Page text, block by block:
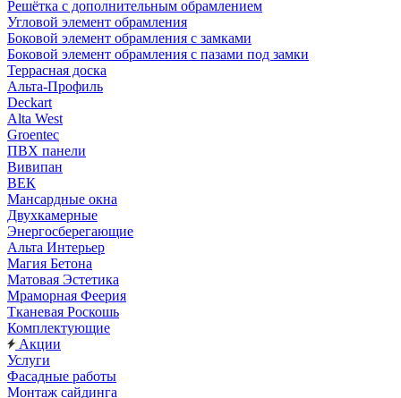
Решётка с дополнительным обрамлением
Угловой элемент обрамления
Боковой элемент обрамления с замками
Боковой элемент обрамления с пазами под замки
Террасная доска
Альта-Профиль
Deckart
Alta West
Groentec
ПВХ панели
Вивипан
ВЕК
Мансардные окна
Двухкамерные
Энергосберегающие
Альта Интерьер
Магия Бетона
Матовая Эстетика
Мраморная Феерия
Тканевая Роскошь
Комплектующие
Акции
Услуги
Фасадные работы
Монтаж сайдинга